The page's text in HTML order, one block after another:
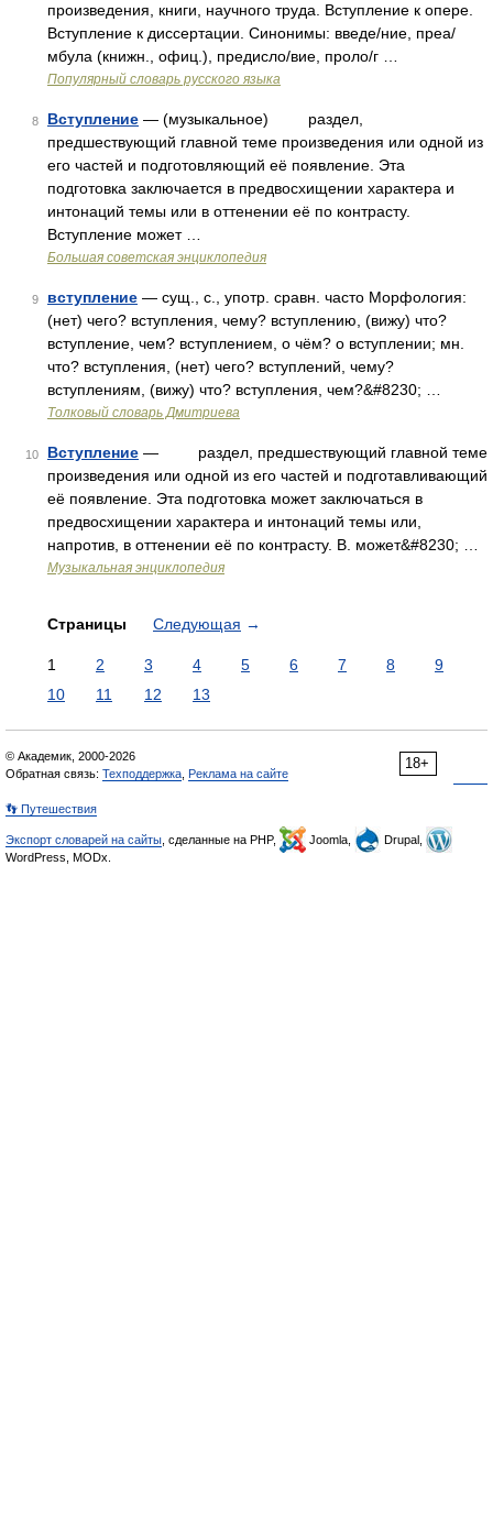
произведения, книги, научного труда. Вступление к опере.
Вступление к диссертации. Синонимы: введе/ние, преа/
мбула (книжн., офиц.), предисло/вие, проло/г …
Популярный словарь русского языка
8 Вступление — (музыкальное) раздел,
предшествующий главной теме произведения или одной из
его частей и подготовляющий её появление. Эта
подготовка заключается в предвосхищении характера и
интонаций темы или в оттенении её по контрасту.
Вступление может …
Большая советская энциклопедия
9 вступление — сущ., с., употр. сравн. часто Морфология:
(нет) чего? вступления, чему? вступлению, (вижу) что?
вступление, чем? вступлением, о чём? о вступлении; мн.
что? вступления, (нет) чего? вступлений, чему?
вступлениям, (вижу) что? вступления, чем?&#8230; …
Толковый словарь Дмитриева
10 Вступление — раздел, предшествующий главной теме
произведения или одной из его частей и подготавливающий
её появление. Эта подготовка может заключаться в
предвосхищении характера и интонаций темы или,
напротив, в оттенении её по контрасту. В. может&#8230; …
Музыкальная энциклопедия
Страницы Следующая →
1 2 3 4 5 6 7 8
9
10
11 12 13
18+
© Академик, 2000-2026
Обратная связь: Техподдержка Реклама на сайте
👣 Путешествия
Экспорт словарей на сайты , сделанные на PHP, Joomla,
Drupal,
WordPress, MODx.